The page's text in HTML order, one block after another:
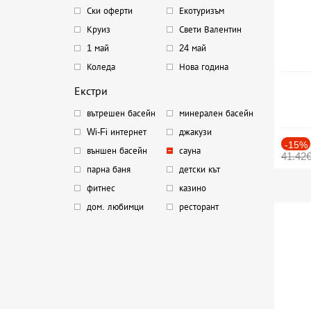
Ски оферти
Екотуризъм
Круиз
Свети Валентин
1 май
24 май
Коледа
Нова година
Екстри
вътрешен басейн
минерален басейн
Wi-Fi интернет
джакузи
външен басейн
сауна
парна баня
детски кът
фитнес
казино
дом. любимци
ресторант
-15%
41.42€